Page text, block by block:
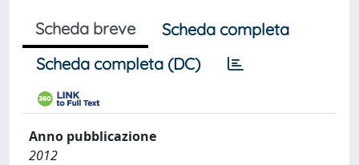
Scheda breve
Scheda completa
Scheda completa (DC)
Anno pubblicazione
2012